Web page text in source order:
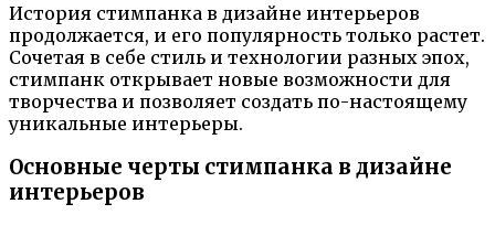
История стимпанка в дизайне интерьеров
продолжается, и его популярность только растет.
Сочетая в себе стиль и технологии разных эпох,
стимпанк открывает новые возможности для
творчества и позволяет создать по-настоящему
уникальные интерьеры.
Основные черты стимпанка в дизайне
интерьеров